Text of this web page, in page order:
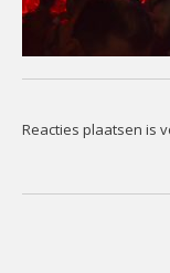
Reacties plaatsen is